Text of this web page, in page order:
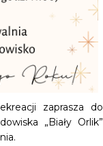
zaprasza do
„Biały Orlik”